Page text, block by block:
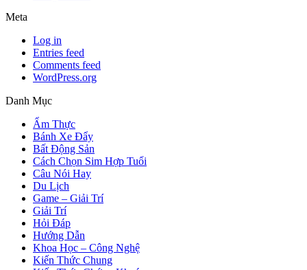
Meta
Log in
Entries feed
Comments feed
WordPress.org
Danh Mục
Ẩm Thực
Bánh Xe Đẩy
Bất Động Sản
Cách Chọn Sim Hợp Tuổi
Câu Nói Hay
Du Lịch
Game – Giải Trí
Giải Trí
Hỏi Đáp
Hướng Dẫn
Khoa Học – Công Nghệ
Kiến Thức Chung